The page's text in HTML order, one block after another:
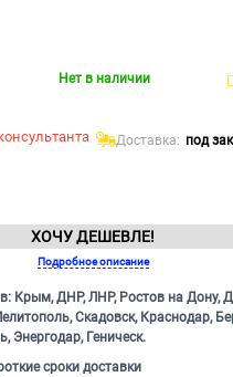
Нет в наличии
Доставка: под
ХОЧУ ДЕШЕВЛЕ!
Подробное описание
Крым, ДНР, ЛНР, Ростов на Дону,
Скадовск, Краснодар,
Энергодар, Геническ.
сроки доставки